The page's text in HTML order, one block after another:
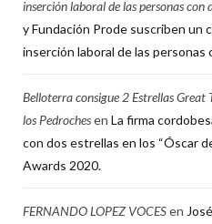
inserción laboral de las personas con
y Fundación Prode suscriben un
inserción laboral de las personas
Belloterra consigue 2 Estrellas
los Pedrochesen La firma
con dos estrellas en los “Óscar
Awards 2020.
FERNANDO LOPEZ VOCESen